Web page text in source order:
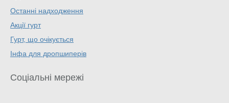
Останні надходження
Акції гурт
Гурт, що очікується
Інфа для дропшиперів
Соціальні мережі